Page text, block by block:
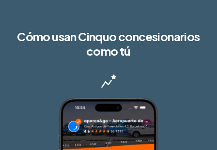
Cómo usan Cinquo concesionarios
como tú